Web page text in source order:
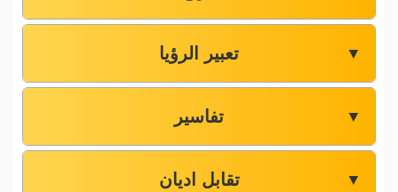
تعبیر الرؤیا ▼
تفاسیر ▼
تقابل ادیان ▼